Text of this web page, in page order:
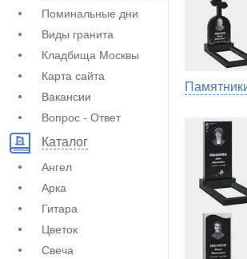
Поминальные дни
Виды гранита
Кладбища Москвы
Карта сайта
Вакансии
Вопрос - Ответ
Каталог
Ангел
Арка
Гитара
Цветок
Свеча